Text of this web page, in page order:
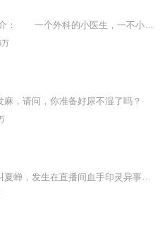
万
，请问，你准备好尿不湿了吗？